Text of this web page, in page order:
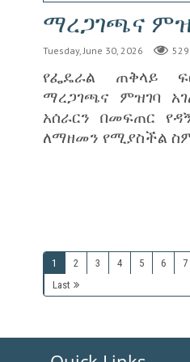
ማረጋገጫና
Tuesday, June 30, 2026 529
‎የፌዴራል ጠቅላይ
ማረጋገጫና ምዝገባ
አሰራርን በመፍጠር
ለማዘመን የሚያስችል
1 2 3 4 5 6 7
Last